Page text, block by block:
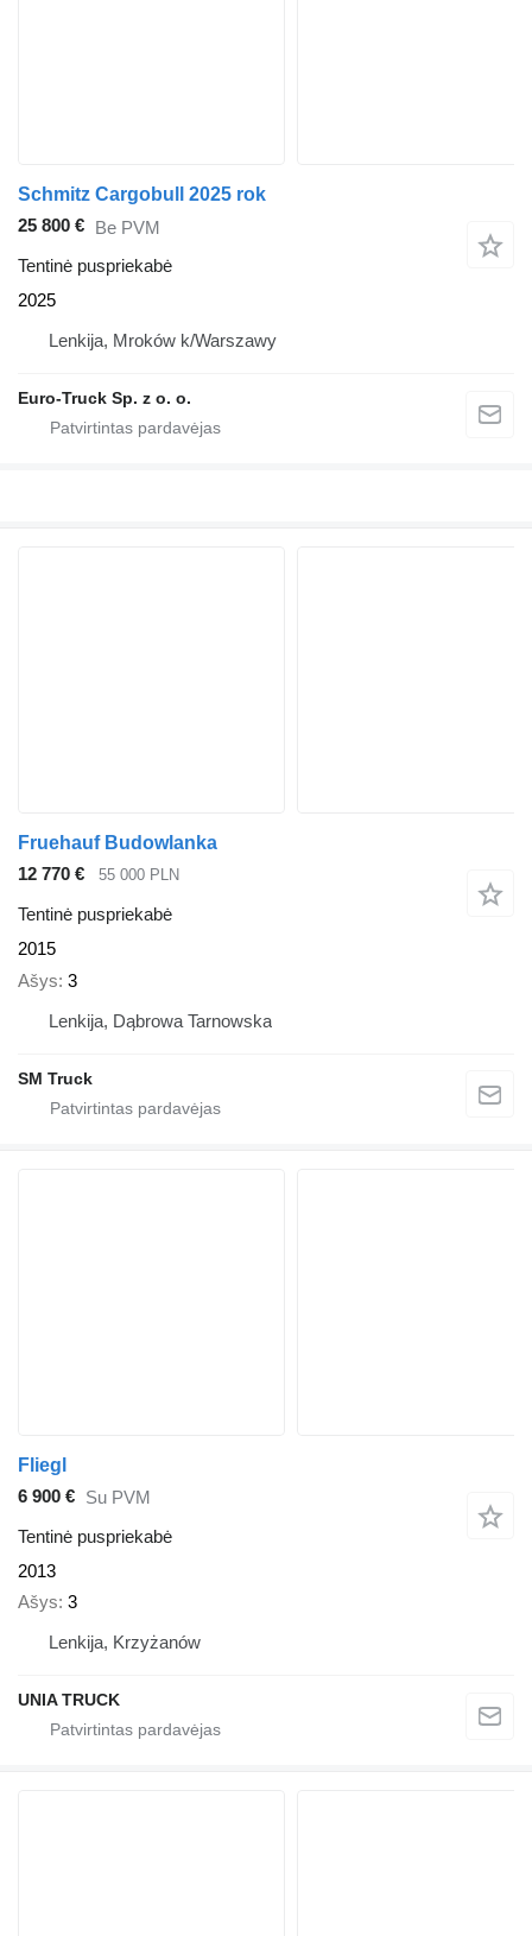
Schmitz Cargobull 2025 rok
25 800 € Be PVM
Tentinė puspriekabė
2025
Lenkija, Mroków k/Warszawy
Euro-Truck Sp. z o. o.
Fruehauf Budowlanka
12 770 €
55 000 PLN
Tentinė puspriekabė
2015
Ašys 3
Lenkija, Dąbrowa Tarnowska
SM Truck
Fliegl
6 900 € Su PVM
Tentinė puspriekabė
2013
Ašys 3
Lenkija, Krzyżanów
UNIA TRUCK